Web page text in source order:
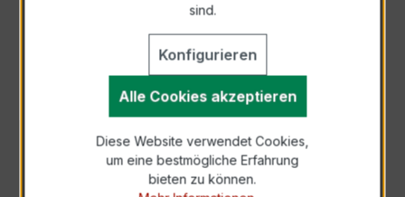
Als PDF exportieren
BESCHREIBUNG
Der EWSK 31.5 50/1A 15VA Kl.0,5 ist ein
sind.
Konfigurieren
Alle Cookies akzeptieren
Diese Website verwendet Cookies,
um eine bestmögliche Erfahrung
bieten zu können.